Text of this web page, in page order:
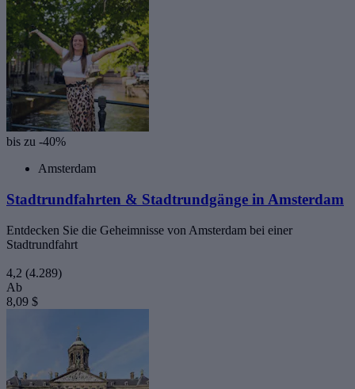
bis zu -40%
Amsterdam
Stadtrundfahrten & Stadtrundgänge in Amsterdam
Entdecken Sie die Geheimnisse von Amsterdam bei einer
Stadtrundfahrt
4,2 (4.289)
Ab
8,09 $